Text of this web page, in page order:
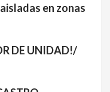
en zonas
DE UNIDAD!/